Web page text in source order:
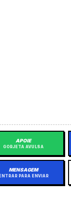
APOIE
GORJETA AVULSA
MENSAGEM
ENTRAR PARA ENVIAR